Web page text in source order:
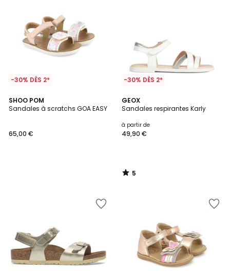
-30% DÈS 2*
SHOO POM
Sandales à scratchs GOA EASY
65,00 €
-30% DÈS 2*
GEOX
Sandales respirantes Karly
à partir de
49,90 €
5
/
5
/